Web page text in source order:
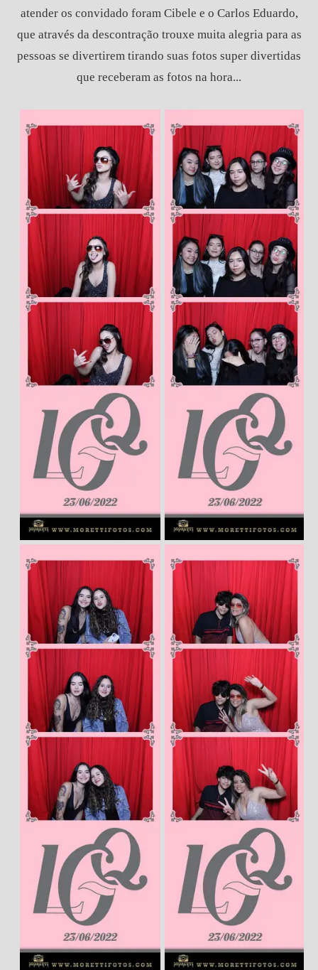
atender os convidado foram Cibele e o Carlos Eduardo,
que através da descontração trouxe muita alegria para as
pessoas se divertirem tirando suas fotos super divertidas
que receberam as fotos na hora...